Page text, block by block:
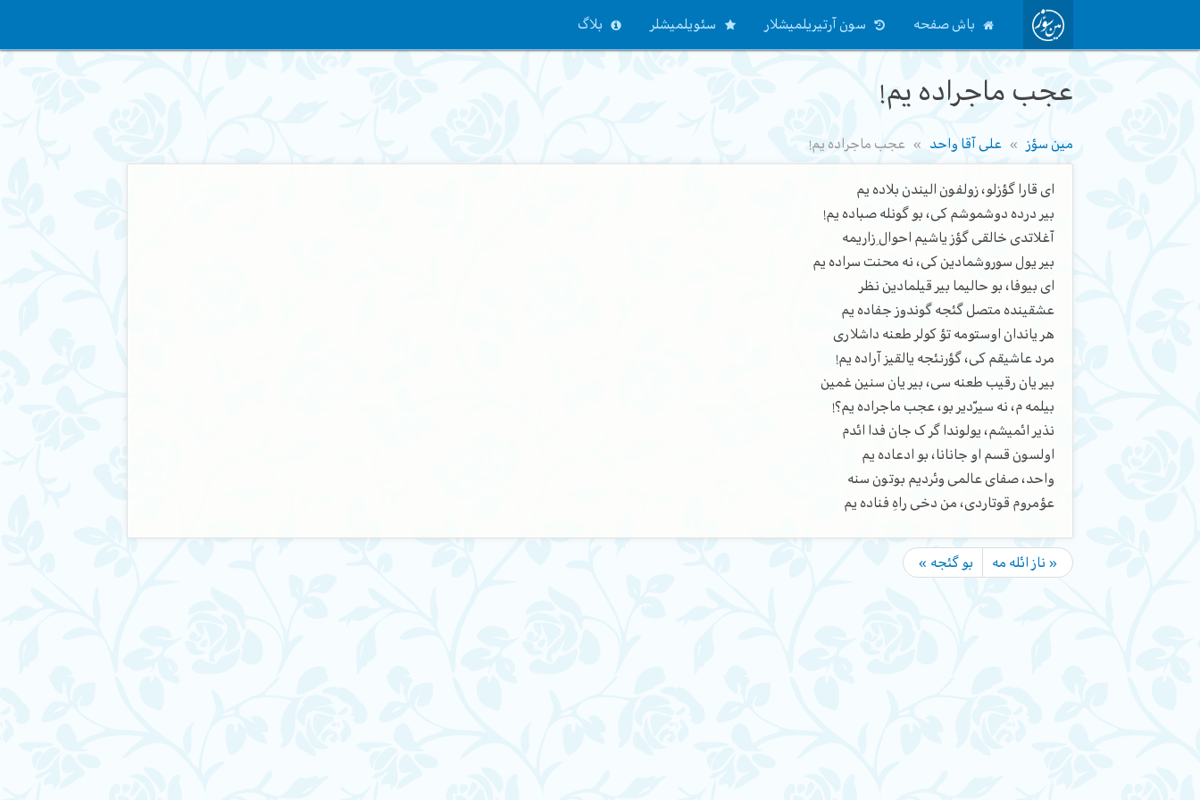
باش صفحه سون آرتیریلمیشلار سئویلمیشلر بلاگ
عجب ماجراده یم!
مین سؤز علی آقا واحد عجب ماجراده یم!
ای قارا گؤزلو، زولفون الیندن بلاده یم
بیر درده دوشموشم کی، بو گونله صباده یم!
آغلاتدی خالقی گؤز یاشیم احوالِ زاریمه
بیر یول سوروشمادین کی، نه محنت سراده یم
ای بیوفا، بو حالیما بیر قیلمادین نظر
عشقینده متصل گئجه گوندوز جفاده یم
هر یاندان اوستومه تؤ کولر طعنه داشلاری
مرد عاشیقم کی، گؤرنئجه یالقیز آراده یم!
بیر یان رقیب طعنه سی، بیر یان سنین غمین
بیلمه م، نه سیرّدیر بو، عجب ماجراده یم؟!
نذیر ائمیشم، یولوندا گر ک جان فدا ائدم
اولسون قسم او جانانا، بو ادعاده یم
واحد، صفای عالمی وئردیم بوتون سنه
عؤمروم قوتاردی، من دخی راهِ فناده یم
« ناز ائله مه بو گئجه »